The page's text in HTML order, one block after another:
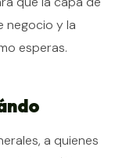
negocio y la
esperas.
a quienes